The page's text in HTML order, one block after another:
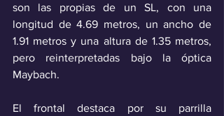
son las propias de un SL, con una
longitud de 4.69 metros, un ancho de
1.91 metros y una altura de 1.35 metros,
pero reinterpretadas bajo la óptica
Maybach.
El frontal destaca por su parrilla